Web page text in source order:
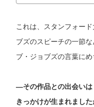
これは、スタンフォー
ブズのスピーチの一節
ブ・ジョブズの言葉にめ
―その作品との出会いは
きっかけが生まれました